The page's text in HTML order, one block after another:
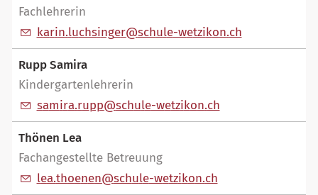
Fachlehrerin
k r n l chs ng r sch l -w tz k n ch
Rupp Samira
Kindergartenlehrerin
s m r r pp sch l -w tz k n ch
Thönen Lea
Fachangestellte Betreuung
l
th n n sch l -w tz k n ch